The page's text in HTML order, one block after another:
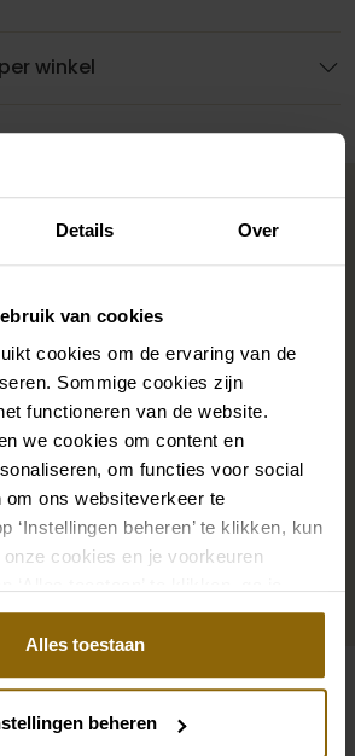
Details Over
van cookies
cookies om de ervaring van de
Sommige cookies zijn
functioneren van de website.
we cookies om content en
om functies voor social
om ons websiteverkeer te
‘Instellingen beheren’ te klikken, kun
cookies en je voorkeuren
van alle cookies.
Alles toestaan
beheren
winkel
bridallook
voor onder je trouwjurk,
armbanden en oorbellen die
passen of een prachtige sluier,
voor je bruidskapsel: jouw
met bijpassende accessoires. Met
winkel met accessoires voor
vind je de perfecte match met
ook eens